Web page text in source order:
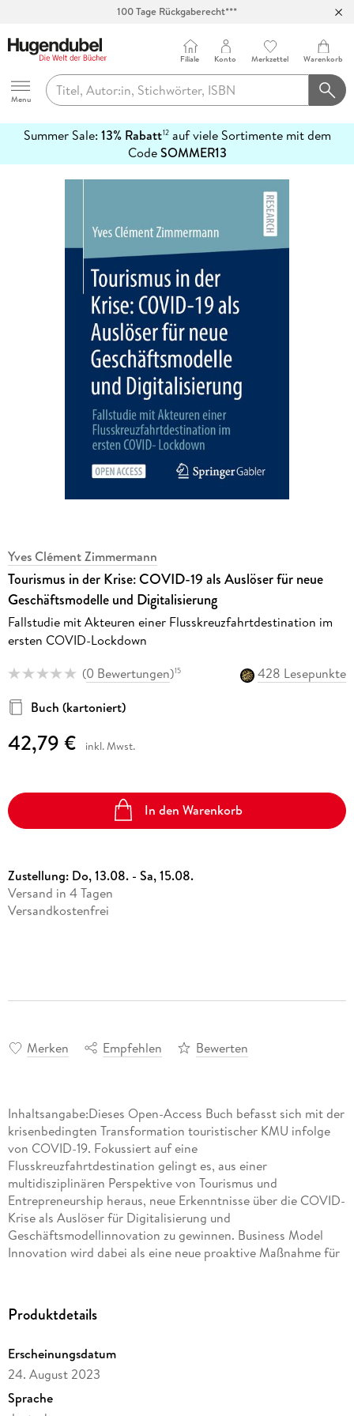
100 Tage Rückgaberecht***
Hugendubel
Menu
Filiale Konto Merkzettel Warenkorb
Summer Sale: 13% Rabatt12auf viele Sortimente mit dem
CodeSOMMER13
erfahren
Yves Clément Zimmermann
Tourismus in der Krise: COVID-19 als Auslöser für neue
Geschäftsmodelle und Digitalisierung
Fallstudie mit Akteuren einer Flusskreuzfahrtdestination im
ersten COVID-Lockdown
(0 Bewertungen)15
428 Lesepunkte
Buch (kartoniert)
42,79 € inkl. Mwst.
In den Warenkorb
Zustellung: Do, 13.08. - Sa, 15.08.
Versand in 4 Tagen
Versandkostenfrei
Merken Empfehlen Bewerten
Inhaltsangabe:Dieses Open-Access Buch befasst sich mit der
krisenbedingten Transformation touristischer KMU infolge
von COVID-19. Fokussiert auf eine
Flusskreuzfahrtdestination gelingt es, aus einer
multidisziplinären Perspektive von Tourismus und
Entrepreneurship heraus, neue Erkenntnisse über die COVID-
Krise als Auslöser für Digitalisierung und
Geschäftsmodellinnovation zu gewinnen. Business Model
Innovation wird dabei als eine neue proaktive Maßnahme für
nun krisenbedingte Exit- und Innovationsstrategien bei den
Akteuren feststellen. Einen besonderen Beitrag leisten die
Implementierung von Business Model Innovation im
Krisenmanagement von Destinationen, aber auch die
konkreten Praxisbeispiele wie z. B. virtuelle und interaktive
Gästeführungsangebote für Menschen mit Handicap.
Produktdetails
Erscheinungsdatum
24. August 2023
Sprache